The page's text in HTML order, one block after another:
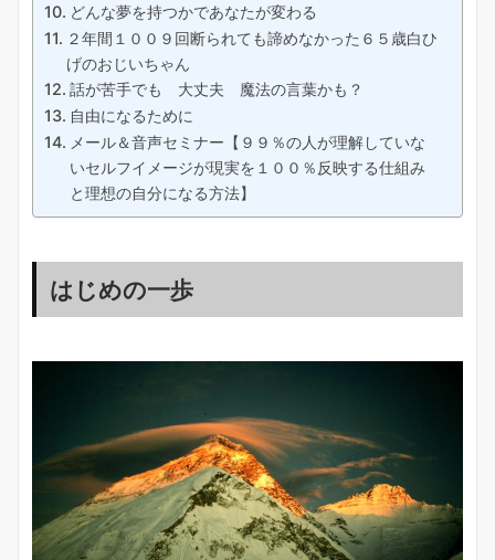
どんな夢を持つかであなたが変わる
２年間１００９回断られても諦めなかった６５歳白ひ
げのおじいちゃん
話が苦手でも 大丈夫 魔法の言葉かも？
自由になるために
メール＆音声セミナー【９９％の人が理解していな
いセルフイメージが現実を１００％反映する仕組み
と理想の自分になる方法】
はじめの一歩